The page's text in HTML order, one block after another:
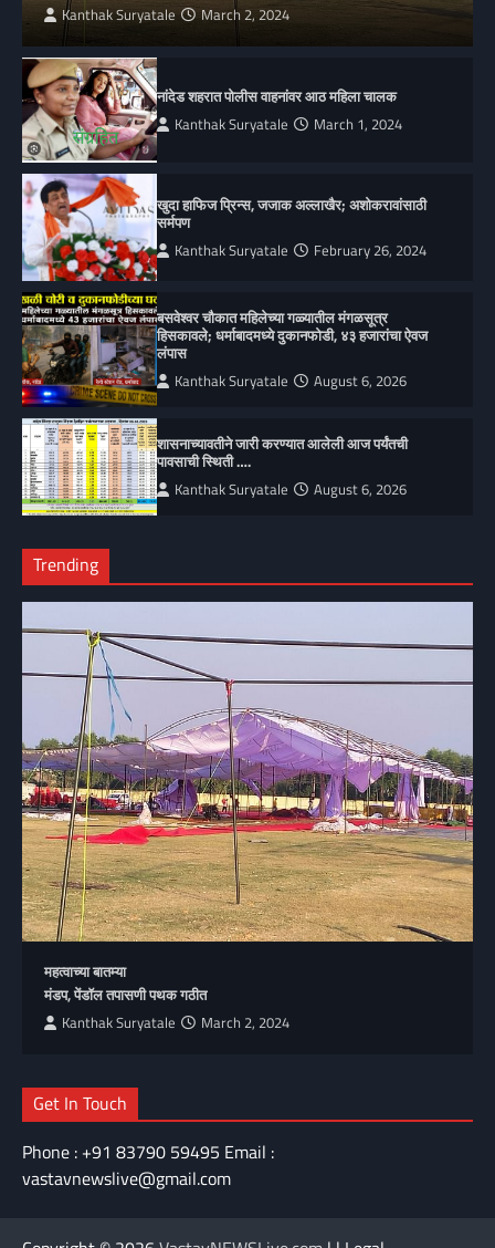
Kanthak Suryatale March 2, 2024
नांदेड शहरात पोलीस वाहनांवर आठ महिला चालक
Kanthak Suryatale March 1, 2024
खुदा हाफिज प्रिन्स, जजाक अल्लाखैर; अशोकरावांसाठी
सर्मपण
Kanthak Suryatale February 26, 2024
बसवेश्वर चौकात महिलेच्या गळ्यातील मंगळसूत्र
हिसकावले; धर्माबादमध्ये दुकानफोडी, ४३ हजारांचा ऐवज
लंपास
Kanthak Suryatale August 6, 2026
शासनाच्यावतीने जारी करण्यात आलेली आज पर्यंतची
पावसाची स्थिती ….
Kanthak Suryatale August 6, 2026
Trending
महत्वाच्या बातम्या
मंडप, पेंडॉल तपासणी पथक गठीत
Kanthak Suryatale March 2, 2024
Get In Touch
Phone : +91 83790 59495 Email :
vastavnewslive@gmail.com